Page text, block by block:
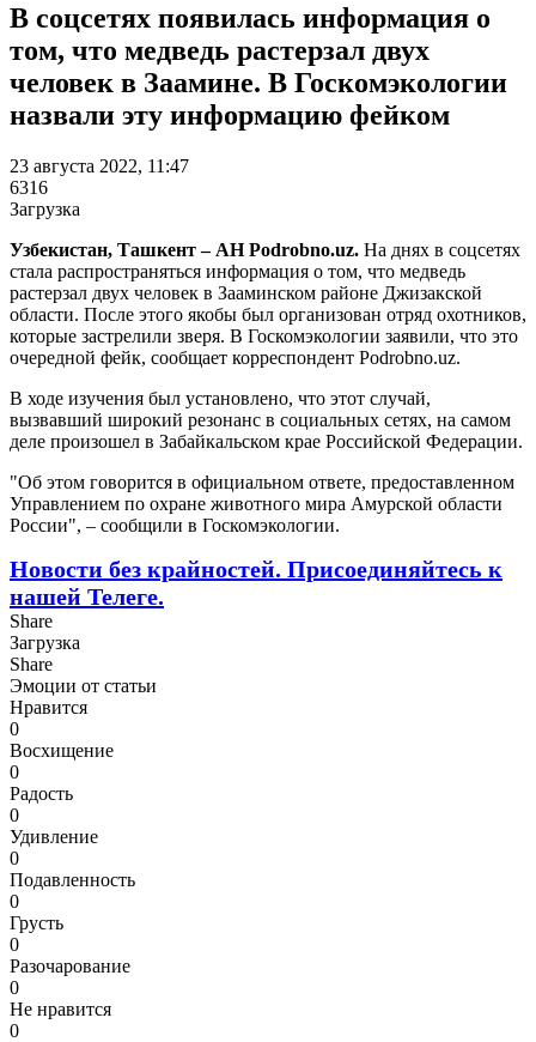
В соцсетях появилась информация о
том, что медведь растерзал двух
человек в Заамине. В Госкомэкологии
назвали эту информацию фейком
23 августа 2022, 11:47
6316
Загрузка
Узбекистан, Ташкент – АН Podrobno.uz. На днях в соцсетях
стала распространяться информация о том, что медведь
растерзал двух человек в Зааминском районе Джизакской
области. После этого якобы был организован отряд охотников,
которые застрелили зверя. В Госкомэкологии заявили, что это
очередной фейк, сообщает корреспондент Podrobno.uz.
В ходе изучения был установлено, что этот случай,
вызвавший широкий резонанс в социальных сетях, на самом
деле произошел в Забайкальском крае Российской Федерации.
"Об этом говорится в официальном ответе, предоставленном
Управлением по охране животного мира Амурской области
России", – сообщили в Госкомэкологии.
Новости без крайностей. Присоединяйтесь к
нашей Телеге.
Share
Загрузка
Share
Эмоции от статьи
Нравится
0
Восхищение
0
Радость
0
Удивление
0
Подавленность
0
Грусть
0
Разочарование
0
Не нравится
0